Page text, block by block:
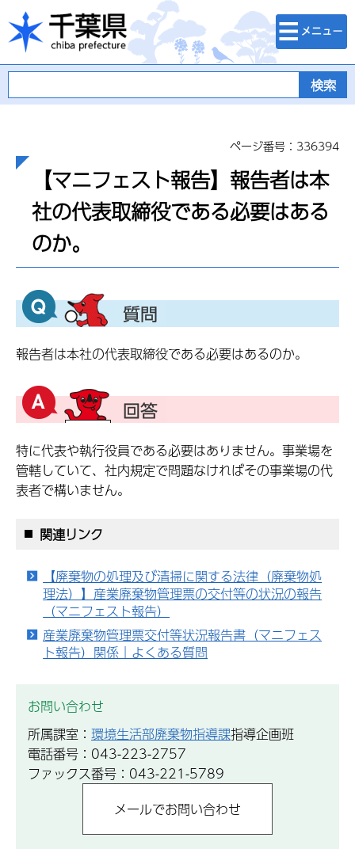
千葉県
検索・メニュ
ー
ページ番号：336394
【マニフェスト報告】報告者は本
社の代表取締役である必要はある
のか。
報告者は本社の代表取締役である必要はあるのか。
特に代表や執行役員である必要はありません。事業場を
管轄していて、社内規定で問題なければその事業場の代
表者で構いません。
関連リンク
【廃棄物の処理及び清掃に関する法律（廃棄物処
理法）】産業廃棄物管理票の交付等の状況の報告
（マニフェスト報告）
産業廃棄物管理票交付等状況報告書（マニフェス
ト報告）関係｜よくある質問
お問い合わせ
所属課室： 環境生活部廃棄物指導課指導企画班
電話番号：043-223-2757
ファックス番号：043-221-5789